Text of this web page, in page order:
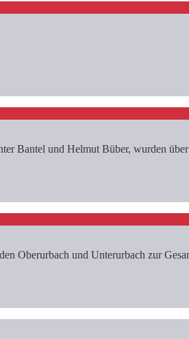
Bantel und Helmut Büber, wurden
Oberurbach und Unterurbach zur